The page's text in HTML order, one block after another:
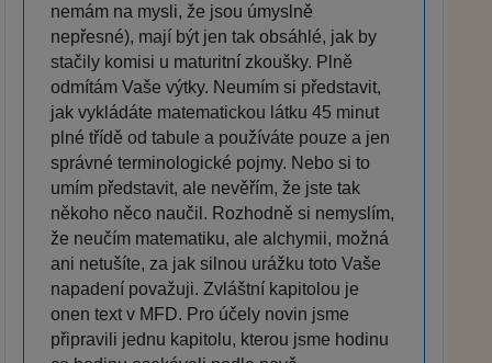
nemám na mysli, že jsou úmyslně
nepřesné), mají být jen tak obsáhlé, jak by
stačily komisi u maturitní zkoušky. Plně
odmítám Vaše výtky. Neumím si představit,
jak vykládáte matematickou látku 45 minut
plné třídě od tabule a používáte pouze a jen
správné terminologické pojmy. Nebo si to
umím představit, ale nevěřím, že jste tak
někoho něco naučil. Rozhodně si nemyslím,
že neučím matematiku, ale alchymii, možná
ani netušíte, za jak silnou urážku toto Vaše
napadení považuji. Zvláštní kapitolou je
onen text v MFD. Pro účely novin jsme
připravili jednu kapitolu, kterou jsme hodinu